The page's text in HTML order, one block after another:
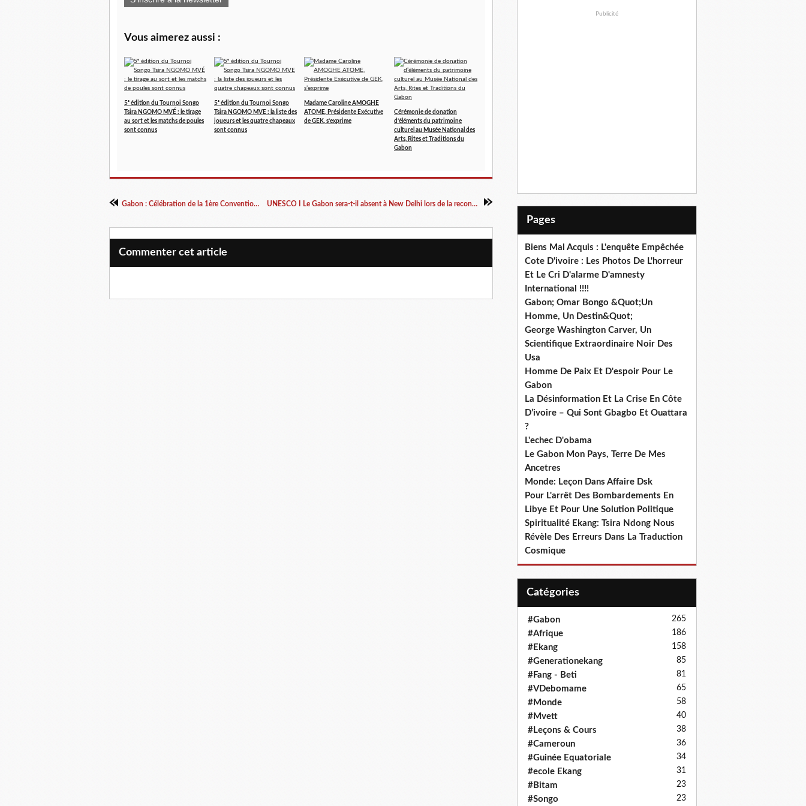
Vous aimerez aussi :
5ᵉ édition du Tournoi Songo
Tsira NGOMO MVÉ : le tirage
au sort et les matchs de poules
sont connus
5ᵉ édition du Tournoi Songo
Tsira NGOMO MVE : la liste des
joueurs et les quatre chapeaux
sont connus
Madame Caroline AMOGHE
ATOME, Présidente Exécutive
de GEK, s’exprime
Cérémonie de donation
d’éléments du patrimoine
culturel au Musée National des
Arts, Rites et Traditions du
Gabon
Gabon : Célébration de la 1ère Convention Kamit 6262 UNESCO I Le Gabon sera-t-il absent à New Delhi lors de la reconnaissance du Mvet ?
Commenter cet article
Publicité
Pages
Biens Mal Acquis : L'enquête Empêchée
Cote D'ivoire : Les Photos De L'horreur
Et Le Cri D'alarme D'amnesty
International !!!!
Gabon; Omar Bongo &Quot;Un
Homme, Un Destin&Quot;
George Washington Carver, Un
Scientifique Extraordinaire Noir Des
Usa
Homme De Paix Et D'espoir Pour Le
Gabon
La Désinformation Et La Crise En Côte
D’ivoire – Qui Sont Gbagbo Et Ouattara
?
L'echec D'obama
Le Gabon Mon Pays, Terre De Mes
Ancetres
Monde: Leçon Dans Affaire Dsk
Pour L'arrêt Des Bombardements En
Libye Et Pour Une Solution Politique
Spiritualité Ekang: Tsira Ndong Nous
Révèle Des Erreurs Dans La Traduction
Cosmique
Catégories
#Gabon 265
#Afrique 186
#Ekang 158
#Generationekang 85
#Fang - Beti 81
#VDebomame 65
#Monde 58
#Mvett 40
#Leçons & Cours 38
#Cameroun 36
#Guinée Equatoriale 34
#ecole Ekang 31
#Bitam 23
#Songo 23